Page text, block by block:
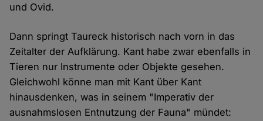
und Ovid.
Dann springt Taureck historisch nach vorn in das
Zeitalter der Aufklärung. Kant habe zwar ebenfalls in
Tieren nur Instrumente oder Objekte gesehen.
Gleichwohl könne man mit Kant über Kant
hinausdenken, was in seinem "Imperativ der
ausnahmslosen Entnutzung der Fauna" mündet: